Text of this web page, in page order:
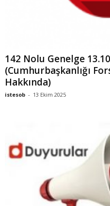
142 Nolu Genelge
(Cumhurbaşkanlığı
Hakkında)
istesob - 13 Ekim 2025